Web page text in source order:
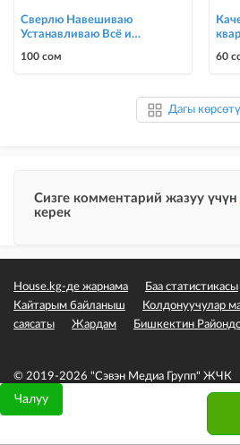
Чалуу
Сверлю Навешиваю
Устанавливаю Всё и
100 сом 60
Дагы
Сизге комментарий жазуу үчүн
керек
House.kg-де жарнама Баа статистикасы
Кайтарым байланыш
Колдонуучулар
саясаты
Жардам Бишкектин
© 2019-2026 "Сэвэн Медиа Групп" ЖЧК